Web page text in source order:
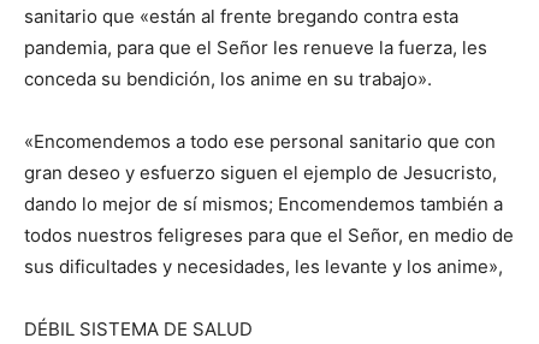
sanitario que «están al frente bregando contra esta
pandemia, para que el Señor les renueve la fuerza, les
conceda su bendición, los anime en su trabajo».
«Encomendemos a todo ese personal sanitario que con
gran deseo y esfuerzo siguen el ejemplo de Jesucristo,
dando lo mejor de sí mismos; Encomendemos también a
todos nuestros feligreses para que el Señor, en medio de
sus dificultades y necesidades, les levante y los anime»,
DÉBIL SISTEMA DE SALUD